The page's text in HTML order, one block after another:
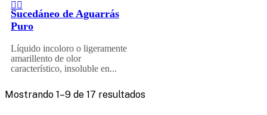
Sucedáneo de Aguarrás
Puro
Líquido incoloro o ligeramente
amarillento de olor
característico, insoluble en...
Mostrando 1–9 de 17 resultados